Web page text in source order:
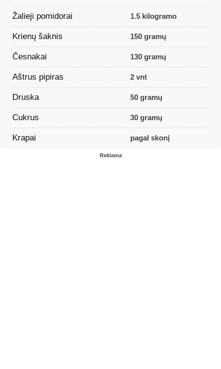
Žalieji pomidorai 1.5 kilogramo
Krienų šaknis 150 gramų
Česnakai 130 gramų
Aštrus pipiras 2 vnt
Druska 50 gramų
Cukrus 30 gramų
Krapai pagal skonį
Reklama